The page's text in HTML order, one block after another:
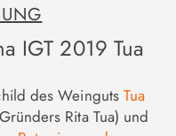
IGT 2019 Tua
des Weinguts Tua
Rita Tua) und